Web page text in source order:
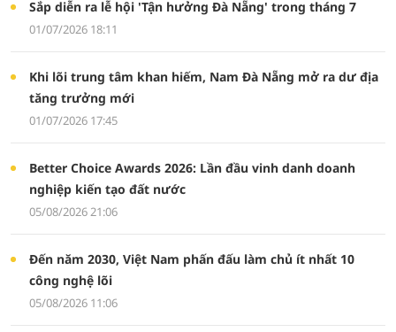
Sắp diễn ra lễ hội 'Tận hưởng Đà Nẵng' trong tháng 7
01/07/2026 18:11
Khi lõi trung tâm khan hiếm, Nam Đà Nẵng mở ra dư địa
tăng trưởng mới
01/07/2026 17:45
Better Choice Awards 2026: Lần đầu vinh danh doanh
nghiệp kiến tạo đất nước
05/08/2026 21:06
Đến năm 2030, Việt Nam phấn đấu làm chủ ít nhất 10
công nghệ lõi
05/08/2026 11:06